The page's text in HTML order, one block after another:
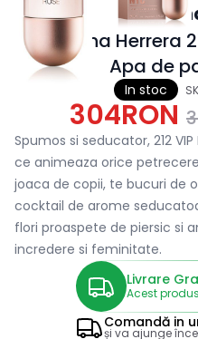
In stoc
Carolina Herrera
Apa de
304RON
Spumos si seducator, 212
ce animeaza orice
joaca de copii, te bucuri de
cocktail de arome
flori proaspete de piersic si
incredere si feminitate.
Livrare
Acest
Comandă in
și va ajunge